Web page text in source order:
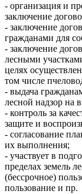
- организация и
заключение
- заключение
гражданами для
- заключение
лесными
целях
том числе
- выдача
лесной надзор на
- контроль за
защите и
- согласование
их выполнения;
- участвует в
пределах земель
(бессрочное)
пользование и пр.